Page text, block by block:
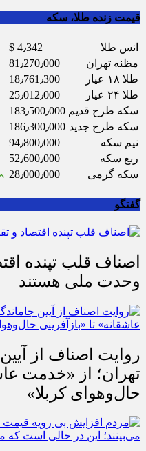
قیمت زنده طلا، سکه
انس طلا $ 4٫342
مظنه تهران
81٫270٫000
طلا ۱۸ عیار
18٫761٫300
طلا ۲۴ عیار
25٫012٫000
سکه طرح قدیم 183٫500٫000
سکه طرح جدید 186٫300٫000
نیم سکه
94٫800٫000
ربع سکه
52٫600٫000
سکه گرمی
28٫000٫000
گفتگو
اصناف قلب تپنده
وحدت ملی هستند
روایت اصناف از آیین
تهران؛ از «خدمت
حال‌وهوای کربلا»